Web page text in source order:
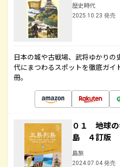
歴史時代
2025.10.23 発売
日本の城や古戦場、武将ゆかりの
代にまつわるスポットを徹底ガイ
冊。
０１ 地球
島 ４訂版
島旅
2024.07.04 発売